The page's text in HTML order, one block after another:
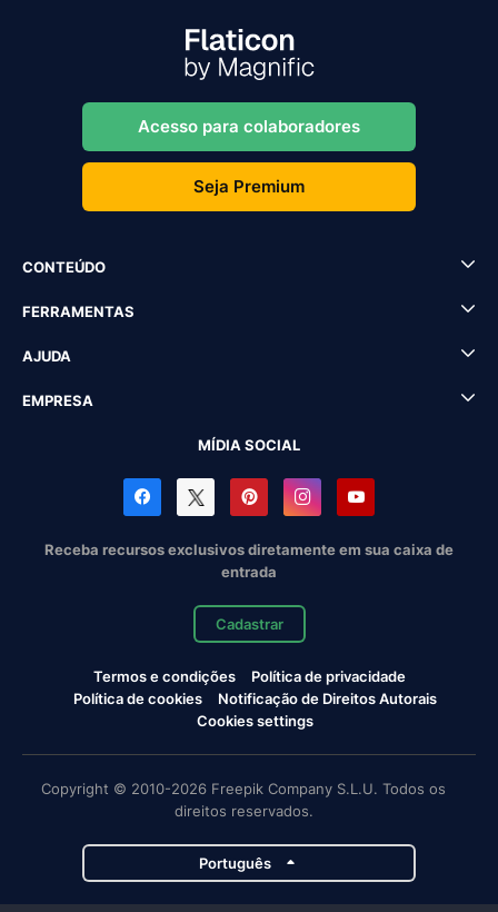
Acesso para colaboradores
Seja Premium
CONTEÚDO
FERRAMENTAS
AJUDA
EMPRESA
MÍDIA SOCIAL
Receba recursos exclusivos diretamente em sua caixa de
entrada
Cadastrar
Termos e condições
Política de privacidade
Política de cookies
Notificação de Direitos Autorais
Cookies settings
Copyright © 2010-2026 Freepik Company S.L.U. Todos os
direitos reservados.
Português